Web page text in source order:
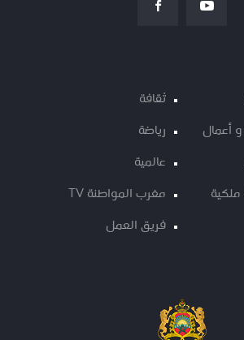
أعمال
ثقافة
رياضة
عالمية
مغرب المواطنة TV
فريق العمل